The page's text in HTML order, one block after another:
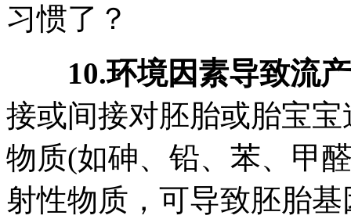
习惯了？
10.环境因素导致流
接或间接对胚胎或胎宝
物质(如砷、铅、苯、甲
射性物质，可导致胚胎